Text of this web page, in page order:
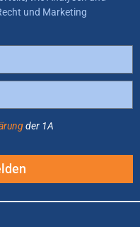
und Marketing
der 1A